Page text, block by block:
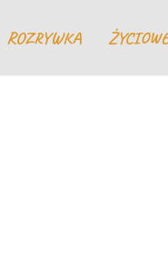
ROZRYWKA